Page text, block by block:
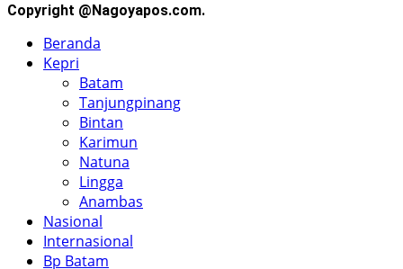
Copyright @Nagoyapos.com.
Beranda
Kepri
Batam
Tanjungpinang
Bintan
Karimun
Natuna
Lingga
Anambas
Nasional
Internasional
Bp Batam